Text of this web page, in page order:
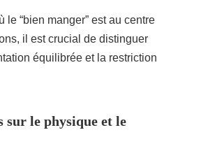
le “bien manger” est au centre
il est crucial de distinguer
équilibrée et la restriction
sur le physique et le